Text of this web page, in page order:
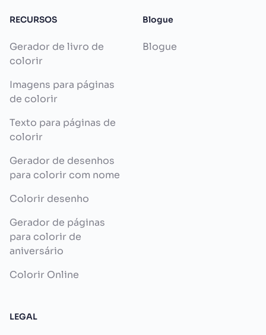
RECURSOS
Gerador de livro de
colorir
Imagens para páginas
de colorir
Texto para páginas de
colorir
Gerador de desenhos
para colorir com nome
Colorir desenho
Gerador de páginas
para colorir de
aniversário
Colorir Online
Blogue
Blogue
LEGAL